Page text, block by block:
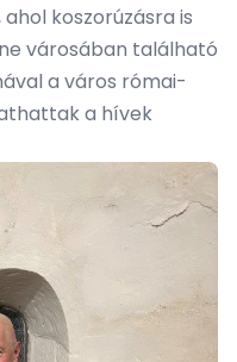
koszorúzásra is
városában található
a város római-
a hívek